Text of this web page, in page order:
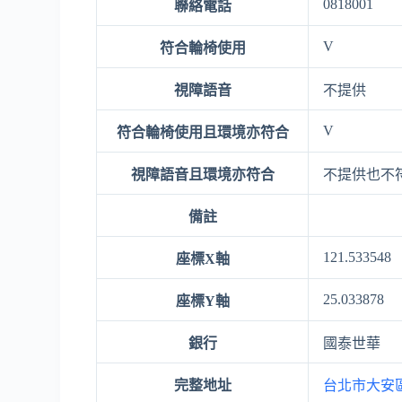
聯絡電話 0818001
符合輪椅使用 V
視障語音 不提供
符合輪椅使用且環境亦符合 V
視障語音且環境亦符合 不提供也不
備註
座標X軸 121.533548
座標Y軸 25.033878
銀行 國泰世華
完整地址 台北市大安